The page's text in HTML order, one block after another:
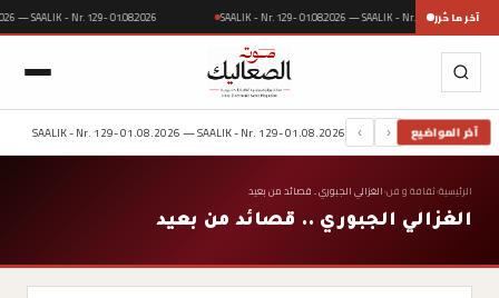
آخر ما حُرر — SAALIK - Nr. 129- 01.08.2026 SAALIK - Nr. 129- 01.08.2026 — SAALIK - Nr. 129-
آخر المواضيع ‹
›
SAALIK - Nr. 129- 01.08.2026 — SAALIK - Nr. 129- 01.08.2026
الرئيسية›ثقافة و فن›الغزالي الجبوري .. قصائد من بعيد
الغزالي الجبوري .. قصائد من بعيد